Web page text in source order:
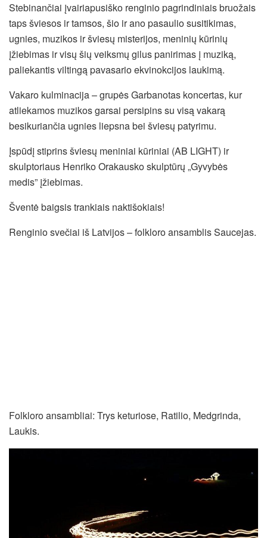
Stebinančiai įvairiapusiško renginio pagrindiniais bruožais
taps šviesos ir tamsos, šio ir ano pasaulio susitikimas,
ugnies, muzikos ir šviesų misterijos, meninių kūrinių
įžiebimas ir visų šių veiksmų gilus panirimas į muziką,
paliekantis viltingą pavasario ekvinokcijos laukimą.
Vakaro kulminacija – grupės Garbanotas koncertas, kur
atliekamos muzikos garsai persipins su visą vakarą
besikuriančia ugnies liepsna bei šviesų patyrimu.
Įspūdį stiprins šviesų meniniai kūriniai (AB LIGHT) ir
skulptoriaus Henriko Orakausko skulptūrų „Gyvybės
medis” įžiebimas.
Šventė baigsis trankiais naktišokiais!
Renginio svečiai iš Latvijos – folkloro ansamblis Saucejas.
Folkloro ansambliai: Trys keturiose, Ratilio, Medgrinda,
Laukis.